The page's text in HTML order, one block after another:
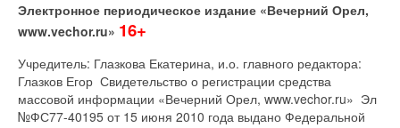
Электронное периодическое издание «Вечерний Орел,
www.vechor.ru» 16+
Учредитель: Глазкова Екатерина, и.о. главного редактора:
Глазков Егор Свидетельство о регистрации средства
массовой информации «Вечерний Орел, www.vechor.ru» Эл
№ФС77-40195 от 15 июня 2010 года выдано Федеральной